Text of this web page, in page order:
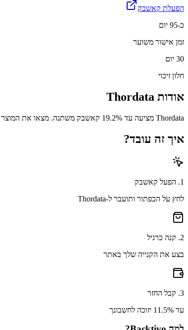
הפעלת קאשבק
כ-95 יום
זמן אישור משוער
30 יום
חלון זיכוי
אודות Thordata
Thordata מציעה עד 19.2% קאשבק משתנה. מצאו את המוצר המושלם עם חיסכון.
איך זה עובד?
1
. הפעל קאשבק
לחץ על הכפתור ותועבר ל-Thordata
2
. קנה כרגיל
בצע את הקנייה שלך באתר
3
. קבל החזר
עד 11.5% יזוכה לחשבונך